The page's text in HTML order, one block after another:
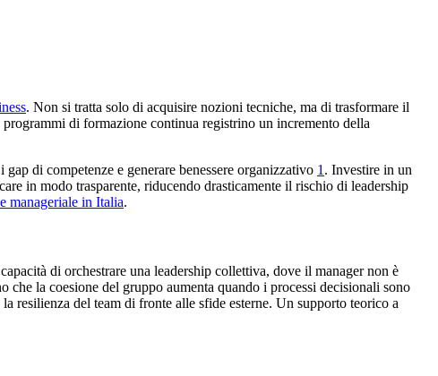
. Non si tratta solo di acquisire nozioni tecniche, ma di trasformare il
di formazione continua registrino un incremento della
di competenze e generare benessere organizzativo 1 . Investire in un
in modo trasparente, riducendo drasticamente il rischio di leadership
manageriale in Italia.
di orchestrare una leadership collettiva, dove il manager non è
la coesione del gruppo aumenta quando i processi decisionali sono
resilienza del team di fronte alle sfide esterne. Un supporto teorico a